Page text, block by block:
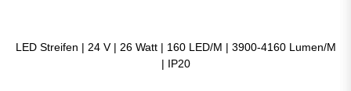
LED Streifen | 24 V | 26 Watt | 160 LED/M | 3900-4160 Lumen/M
| IP20